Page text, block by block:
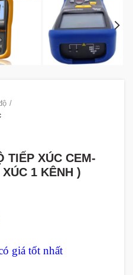
TIẾP XÚC CEM-
1 KÊNH )
giá tốt nhất